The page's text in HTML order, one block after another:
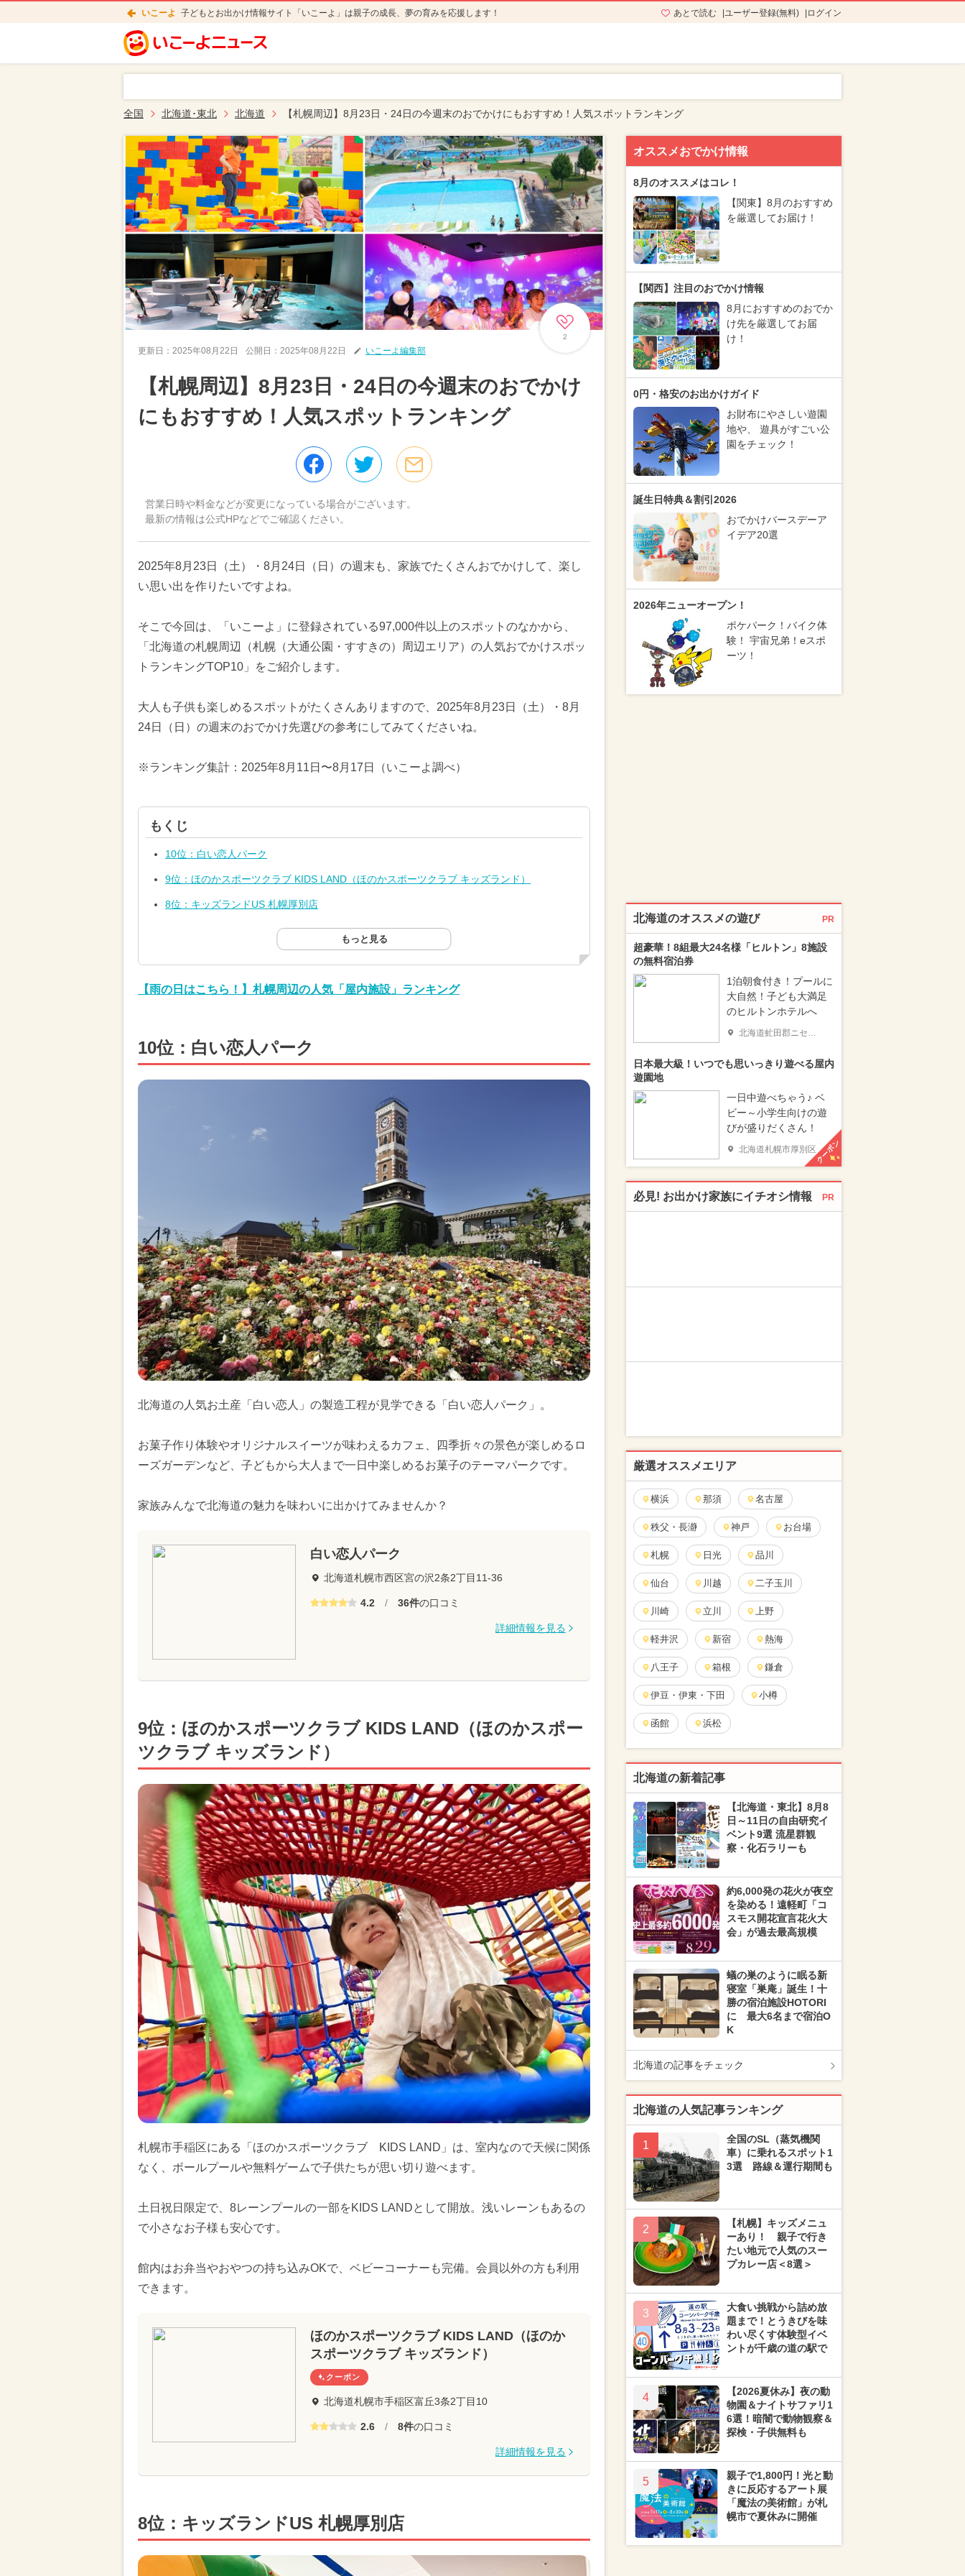
いこーよ 子どもとお出かけ情報サイト「いこーよ」は親子の成長、夢の育みを応援します！ あとで読む ユーザー登録(無料) ログイン
全国 北海道･東北 北海道 【札幌周辺】8月23日・24日の今週末のおでかけにもおすすめ！人気スポットランキング
2
更新日： 2025年08月22日 公開日： 2025年08月22日 いこーよ編集部
【札幌周辺】8月23日・24日の今週末のおでかけ
にもおすすめ！人気スポットランキング
営業日時や料金などが変更になっている場合がございます。
最新の情報は公式HPなどでご確認ください。
2025年8月23日（土）・8月24日（日）の週末も、家族でたくさんおでかけして、楽し
い思い出を作りたいですよね。
そこで今回は、「いこーよ」に登録されている97,000件以上のスポットのなかから、
「北海道の札幌周辺（札幌（大通公園・すすきの）周辺エリア）の人気おでかけスポッ
トランキングTOP10」をご紹介します。
大人も子供も楽しめるスポットがたくさんありますので、2025年8月23日（土）・8月
24日（日）の週末のおでかけ先選びの参考にしてみてくださいね。
※ランキング集計：2025年8月11日〜8月17日（いこーよ調べ）
もくじ
10位：白い恋人パーク
9位：ほのかスポーツクラブ KIDS LAND（ほのかスポーツクラブ キッズランド）
8位：キッズランドUS 札幌厚別店
もっと見る
【雨の日はこちら！】札幌周辺の人気「屋内施設」ランキング
10位：白い恋人パーク
北海道の人気お土産「白い恋人」の製造工程が見学できる「白い恋人パーク」。
お菓子作り体験やオリジナルスイーツが味わえるカフェ、四季折々の景色が楽しめるロ
ーズガーデンなど、子どもから大人まで一日中楽しめるお菓子のテーマパークです。
家族みんなで北海道の魅力を味わいに出かけてみませんか？
白い恋人パーク
北海道札幌市西区宮の沢2条2丁目11-36
4.2 / 36件の口コミ
詳細情報を見る
9位：ほのかスポーツクラブ KIDS LAND（ほのかスポー
ツクラブ キッズランド）
札幌市手稲区にある「ほのかスポーツクラブ KIDS LAND」は、室内なので天候に関係
なく、ボールプールや無料ゲームで子供たちが思い切り遊べます。
土日祝日限定で、8レーンプールの一部をKIDS LANDとして開放。浅いレーンもあるの
で小さなお子様も安心です。
館内はお弁当やおやつの持ち込みOKで、ベビーコーナーも完備。会員以外の方も利用
できます。
ほのかスポーツクラブ KIDS LAND（ほのか
スポーツクラブ キッズランド）
クーポン
北海道札幌市手稲区富丘3条2丁目10
2.6 / 8件の口コミ
詳細情報を見る
8位：キッズランドUS 札幌厚別店
オススメおでかけ情報
8月のオススメはコレ！
【関東】8月のおすすめ
を厳選してお届け！
【関西】注目のおでかけ情報
8月におすすめのおでか
け先を厳選してお届
け！
0円・格安のお出かけガイド
お財布にやさしい遊園
地や、 遊具がすごい公
園をチェック！
誕生日特典＆割引2026
おでかけバースデーア
イデア20選
2026年ニューオープン！
ポケパーク！バイク体
験！ 宇宙兄弟！eスポ
ーツ！
北海道のオススメの遊び PR
超豪華！8組最大24名様「ヒルトン」8施設
の無料宿泊券
1泊朝食付き！プールに
大自然！子ども大満足
のヒルトンホテルへ
北海道虻田郡ニセコ町
日本最大級！いつでも思いっきり遊べる屋内
遊園地
一日中遊べちゃう♪ ベ
ビー～小学生向けの遊
びが盛りだくさん！
北海道札幌市厚別区クーポン
必見! お出かけ家族にイチオシ情報 PR
厳選オススメエリア
横浜 那須 名古屋
秩父・長瀞 神戸 お台場
札幌 日光 品川
仙台 川越 二子玉川
川崎 立川 上野
軽井沢 新宿 熱海
八王子 箱根 鎌倉
伊豆・伊東・下田 小樽
函館 浜松
北海道の新着記事
【北海道・東北】8月8
日～11日の自由研究イ
ベント9選 流星群観
察・化石ラリーも
約6,000発の花火が夜空
を染める！遠軽町「コ
スモス開花宣言花火大
会」が過去最高規模
蟻の巣のように眠る新
寝室「巣庵」誕生！十
勝の宿泊施設HOTORI
に 最大6名まで宿泊O
K
北海道の記事をチェック
北海道の人気記事ランキング
1
全国のSL（蒸気機関
車）に乗れるスポット1
3選 路線＆運行期間も
2
【札幌】キッズメニュ
ーあり！ 親子で行き
たい地元で人気のスー
プカレー店＜8選＞
3
大食い挑戦から詰め放
題まで！とうきびを味
わい尽くす体験型イベ
ントが千歳の道の駅で
4
【2026夏休み】夜の動
物園＆ナイトサファリ1
6選！暗闇で動物観察＆
探検・子供無料も
5
親子で1,800円！光と動
きに反応するアート展
「魔法の美術館」が札
幌市で夏休みに開催